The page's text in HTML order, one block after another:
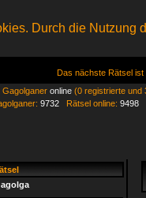
Durch die Nutzung
Das nächste Rätsel ist
Gagolganer online (0 registrierte und
9732 Rätsel online: 9498